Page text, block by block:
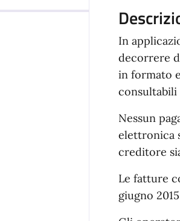
In
decorrere
in formato
Nessun
elettronica
creditore
Le fatture
giugno